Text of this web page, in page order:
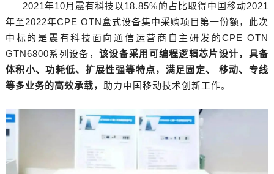
2021年10月震有科技以18.85%的占比取得中国移动2021
年至2022年CPE OTN盒式设备集中采购项目第一份额，此次
中标的是震有科技面向通信运营商自主研发的CPE OTN
GTN6800系列设备， 该设备采用可编程逻辑芯片设计，具备
体积小、功耗低、扩展性强等特点，满足固定、 移动、专线
等多业务的高效承载，
助力中国移动技术创新工作。